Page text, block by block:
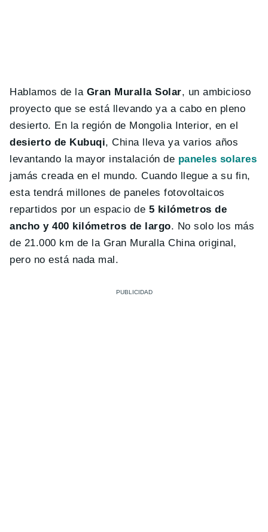
Hablamos de la Gran Muralla Solar, un ambicioso
proyecto que se está llevando ya a cabo en pleno
desierto. En la región de Mongolia Interior, en el
desierto de Kubuqi, China lleva ya varios años
levantando la mayor instalación de paneles solares
jamás creada en el mundo. Cuando llegue a su fin,
esta tendrá millones de paneles fotovoltaicos
repartidos por un espacio de 5 kilómetros de
ancho y 400 kilómetros de largo. No solo los más
de 21.000 km de la Gran Muralla China original,
pero no está nada mal.